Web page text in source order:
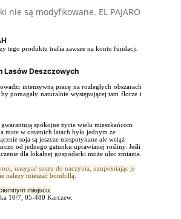
nie są modyfikowane. EL PAJARO
tego produktu trafia zawsze na konto fundacji
Lasów Deszczowych
intensywną pracę na rozległych obszarach
pomagały naturalnie występującej tam florze i
spokojne życie wielu mieszkańcom
w ostatnich latach było jednym ze
soja są jeszcze niespotykane ale wciąż
od jednego gatunku uprawianej rośliny. Jeśli
dla lokalnej gospodarki może ulec zmianie.
nasypać suszu do naczynia, uzupełniając je
należy mieszać bombillą.
miejscu.
10/7, 05-480 Karczew.